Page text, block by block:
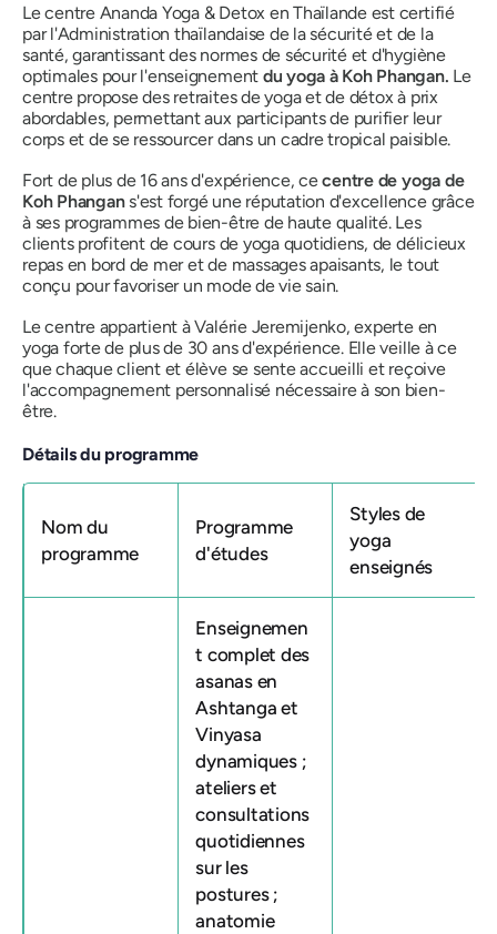
Le centre Ananda Yoga & Detox en Thaïlande est certifié
par l'Administration thaïlandaise de la sécurité et de la
santé, garantissant des normes de sécurité et d'hygiène
optimales pour l'enseignement du yoga à Koh Phangan. Le
centre propose des retraites de yoga et de détox à prix
abordables, permettant aux participants de purifier leur
corps et de se ressourcer dans un cadre tropical paisible.
Fort de plus de 16 ans d'expérience, cecentre de yoga de
Koh Phangans'est forgé une réputation d'excellence grâce
à ses programmes de bien-être de haute qualité. Les
clients profitent de cours de yoga quotidiens, de délicieux
repas en bord de mer et de massages apaisants, le tout
conçu pour favoriser un mode de vie sain.
Le centre appartient à Valérie Jeremijenko, experte en
yoga forte de plus de 30 ans d'expérience. Elle veille à ce
que chaque client et élève se sente accueilli et reçoive
l'accompagnement personnalisé nécessaire à son bien-
être.
Détails du programme
Nom du
programme
Programme
d'études
Styles de
yoga
enseignés
Enseignemen
t complet des
asanas en
Ashtanga et
Vinyasa
dynamiques ;
ateliers et
consultations
quotidiennes
sur les
postures ;
anatomie